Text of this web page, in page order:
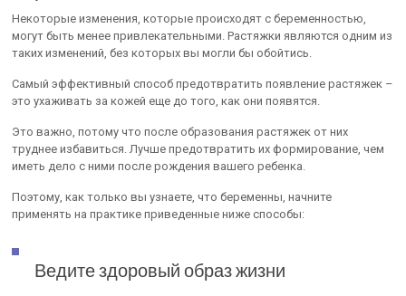
Некоторые изменения, которые происходят с беременностью,
могут быть менее привлекательными. Растяжки являются одним из
таких изменений, без которых вы могли бы обойтись.
Самый эффективный способ предотвратить появление растяжек –
это ухаживать за кожей еще до того, как они появятся.
Это важно, потому что после образования растяжек от них
труднее избавиться. Лучше предотвратить их формирование, чем
иметь дело с ними после рождения вашего ребенка.
Поэтому, как только вы узнаете, что беременны, начните
применять на практике приведенные ниже способы:
Ведите здоровый образ жизни